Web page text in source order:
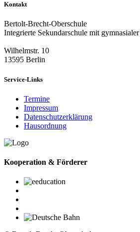
Kontakt
Bertolt-Brecht-Oberschule
Integrierte Sekundarschule mit
Wilhelmstr. 10
13595 Berlin
Service-Links
Termine
Impressum
Datenschutzerklärung
Hausordnung
Kooperation & Förderer